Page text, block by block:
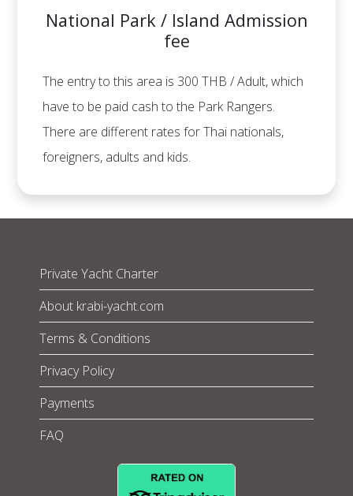
National Park / Island Admission
fee
The entry to this area is 300 THB / Adult, which
have to be paid cash to the Park Rangers.
There are different rates for Thai nationals,
foreigners, adults and kids.
Private Yacht Charter
About krabi-yacht.com
Terms & Conditions
Privacy Policy
Payments
FAQ